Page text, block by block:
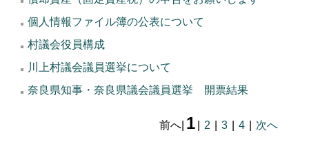
個人情報ファイル簿の公表について
村議会役員構成
川上村議会議員選挙について
奈良県知事・奈良県議会議員選挙 開票結果
前へ 1 2 3 4 次へ